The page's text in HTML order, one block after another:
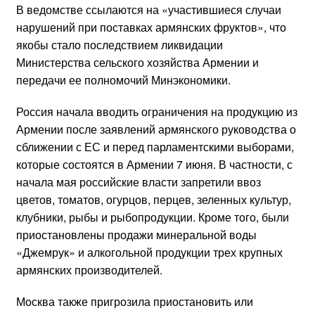
В ведомстве ссылаются на «участившиеся случаи
нарушений при поставках армянских фруктов», что
якобы стало последствием ликвидации
Министерства сельского хозяйства Армении и
передачи ее полномочий Минэкономики.
Россия начала вводить ограничения на продукцию из
Армении после заявлений армянского руководства о
сближении с ЕС и перед парламентскими выборами,
которые состоятся в Армении 7 июня. В частности, с
начала мая российские власти запретили ввоз
цветов, томатов, огурцов, перцев, зеленных культур,
клубники, рыбы и рыбопродукции. Кроме того, были
приостановлены продажи минеральной воды
«Джемрук» и алкогольной продукции трех крупных
армянских производителей.
Москва также пригрозила приостановить или